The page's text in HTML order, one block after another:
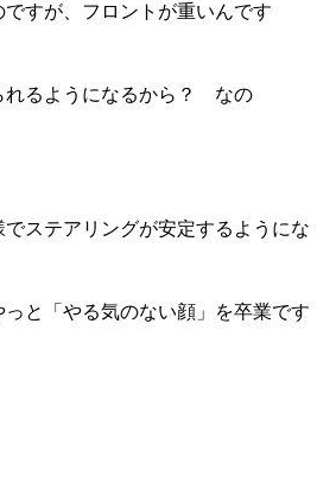
すが、フロントが重いんです
れるようになるから？ なの
ステアリングが安定するようにな
と「やる気のない顔」を卒業です